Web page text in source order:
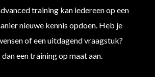
training kan iedereen op een
nieuwe kennis opdoen. Heb je
of een uitdagend vraagstuk?
een training op maat aan.